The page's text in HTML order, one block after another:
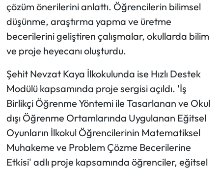
çözüm önerilerini anlattı. Öğrencilerin bilimsel
düşünme, araştırma yapma ve üretme
becerilerini geliştiren çalışmalar, okullarda bilim
ve proje heyecanı oluşturdu.
Şehit Nevzat Kaya İlkokulunda ise Hızlı Destek
Modülü kapsamında proje sergisi açıldı. 'İş
Birlikçi Öğrenme Yöntemi ile Tasarlanan ve Okul
dışı Öğrenme Ortamlarında Uygulanan Eğitsel
Oyunların İlkokul Öğrencilerinin Matematiksel
Muhakeme ve Problem Çözme Becerilerine
Etkisi' adlı proje kapsamında öğrenciler, eğitsel